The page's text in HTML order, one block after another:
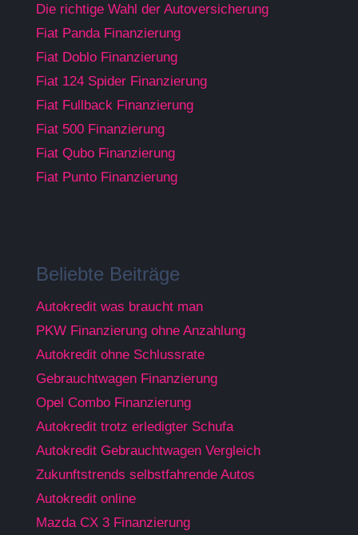
Die richtige Wahl der Autoversicherung
Fiat Panda Finanzierung
Fiat Doblo Finanzierung
Fiat 124 Spider Finanzierung
Fiat Fullback Finanzierung
Fiat 500 Finanzierung
Fiat Qubo Finanzierung
Fiat Punto Finanzierung
Beliebte Beiträge
Autokredit was braucht man
PKW Finanzierung ohne Anzahlung
Autokredit ohne Schlussrate
Gebrauchtwagen Finanzierung
Opel Combo Finanzierung
Autokredit trotz erledigter Schufa
Autokredit Gebrauchtwagen Vergleich
Zukunftstrends selbstfahrende Autos
Autokredit online
Mazda CX 3 Finanzierung